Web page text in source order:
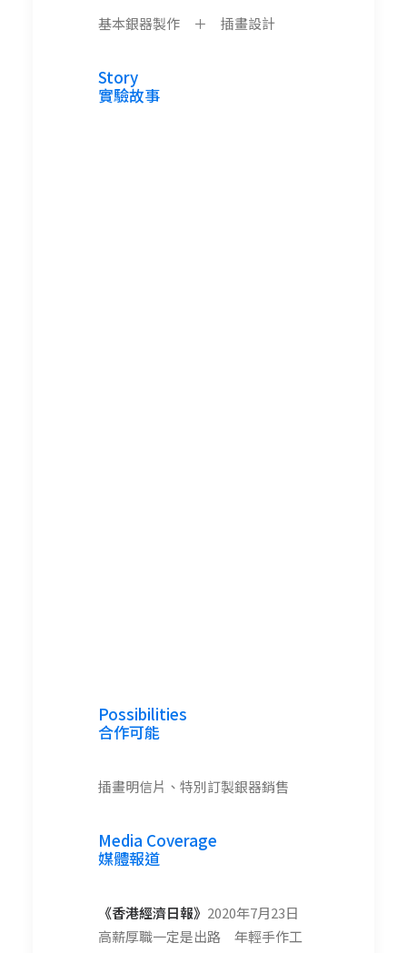
基本銀器製作 ＋ 插畫設計
Story
實驗故事
Possibilities
合作可能
插畫明信片、特別訂製銀器銷售
Media Coverage
媒體報道
《香港經濟日報》 2020年7月23日
高薪厚職一定是出路 年輕手作工